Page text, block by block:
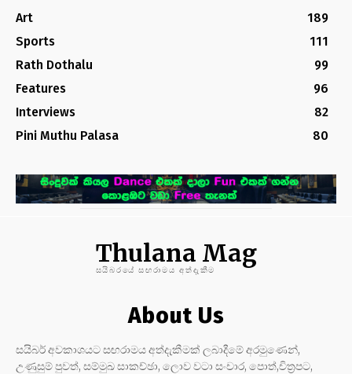
Art
189
Sports
111
Rath Dothalu
99
Features
96
Interviews
82
Pini Muthu Palasa
80
Thulana Mag
සයිබරයේ සඟරාමය අත්දැකීම
About Us
සයිබර් අවකාශයට සඟරාමය අත්දැකීමක් ලබාදීමේ අරමුණෙන්,
උණුසුම් පුවත්, සම්මුඛ සාකච්ඡා, ලොව වටා සංචාර, පොත්,චිත්‍රපට,